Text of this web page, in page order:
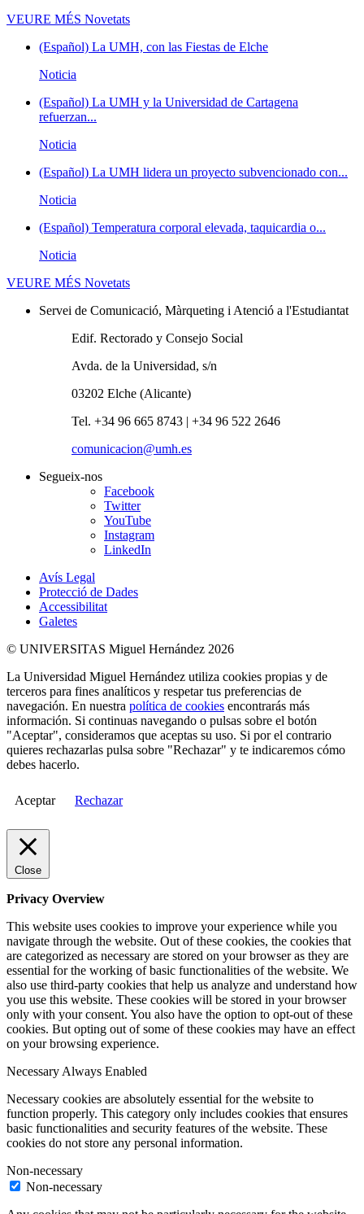
VEURE MÉS Novetats
(Español) La UMH, con las Fiestas de Elche
Noticia
(Español) La UMH y la Universidad de Cartagena
refuerzan...
Noticia
(Español) La UMH lidera un proyecto subvencionado con...
Noticia
(Español) Temperatura corporal elevada, taquicardia o...
Noticia
VEURE MÉS Novetats
Servei de Comunicació, Màrqueting i Atenció a l'Estudiantat
Edif. Rectorado y Consejo Social
Avda. de la Universidad, s/n
03202 Elche (Alicante)
Tel. +34 96 665 8743 | +34 96 522 2646
comunicacion@umh.es
Segueix-nos
Facebook
Twitter
YouTube
Instagram
LinkedIn
Avís Legal
Protecció de Dades
Accessibilitat
Galetes
© UNIVERSITAS Miguel Hernández 2026
La Universidad Miguel Hernández utiliza cookies propias y de
terceros para fines analíticos y respetar tus preferencias de
navegación. En nuestra política de cookies encontrarás más
información. Si continuas navegando o pulsas sobre el botón
"Aceptar", consideramos que aceptas su uso. Si por el contrario
quieres rechazarlas pulsa sobre "Rechazar" y te indicaremos cómo
debes hacerlo.
Aceptar Rechazar
Close
Privacy Overview
This website uses cookies to improve your experience while you
navigate through the website. Out of these cookies, the cookies that
are categorized as necessary are stored on your browser as they are
essential for the working of basic functionalities of the website. We
also use third-party cookies that help us analyze and understand how
you use this website. These cookies will be stored in your browser
only with your consent. You also have the option to opt-out of these
cookies. But opting out of some of these cookies may have an effect
on your browsing experience.
NecessaryAlways Enabled
Necessary cookies are absolutely essential for the website to
function properly. This category only includes cookies that ensures
basic functionalities and security features of the website. These
cookies do not store any personal information.
Non-necessary
Non-necessary